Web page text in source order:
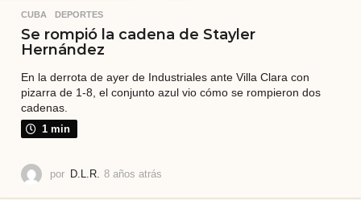
CUBA ,DEPORTES
Se rompió la cadena de Stayler
Hernández
En la derrota de ayer de Industriales ante Villa Clara con
pizarra de 1-8, el conjunto azul vio cómo se rompieron dos
cadenas.
1 min
por D.L.R. 8 años atrás